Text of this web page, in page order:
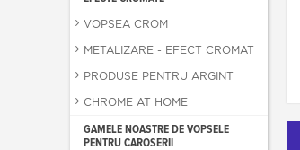
VOPSEA CROM
METALIZARE - EFECT CROMAT
PRODUSE PENTRU ARGINT
CHROME AT HOME
GAMELE NOASTRE DE VOPSELE
PENTRU CAROSERII